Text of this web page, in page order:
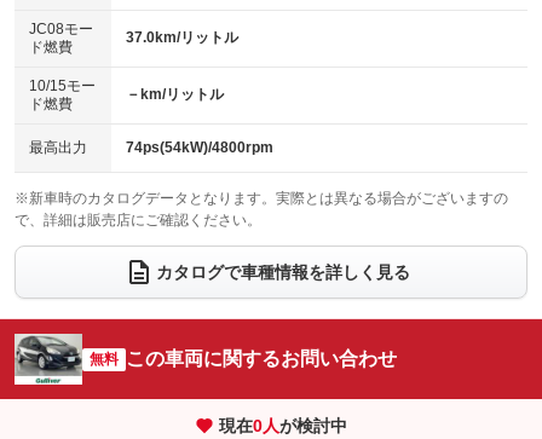
電動格納ミラー
：装備あり
：装備なし
パワーシート
ベンチシート
：装備なし
チップアップシート
：装備なし
：装備なし ：装備なし
ウォークスルー
：装備なし
電動リアゲート フロントカメラ
：装備なし
：装備なし ：装備なし
サイドカメラ
：装備なし ルーフレール
：装備なし
：装備なし
：装備なし
JC08モー
ド燃費
37.0km/リットル
10/15モー
ド燃費
－km/リットル
最高出力 74ps(54kW)/4800rpm
※新車時のカタログデータとなります。実際とは異なる場合がございますの
で、詳細は販売店にご確認ください。
カタログで車種情報を詳しく見る
無料 この車両に関するお問い合わせ
現在0人が検討中